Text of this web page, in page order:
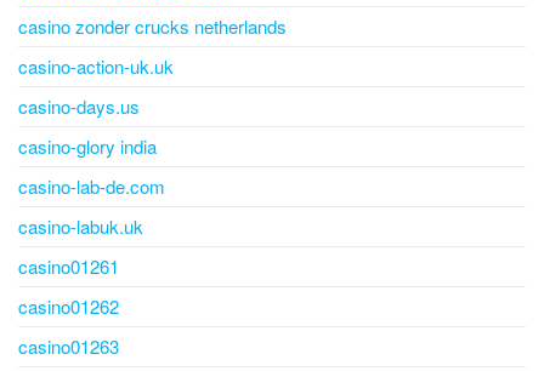
casino zonder crucks netherlands
casino-action-uk.uk
casino-days.us
casino-glory india
casino-lab-de.com
casino-labuk.uk
casino01261
casino01262
casino01263